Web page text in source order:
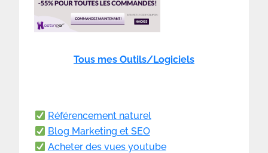
Tous mes Outils/Logiciels
Référencement naturel
Blog Marketing et SEO
Acheter des vues youtube